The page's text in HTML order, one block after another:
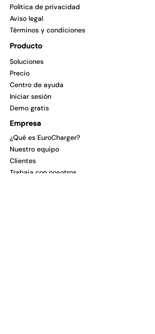
Política de privacidad
Aviso legal
Términos y condiciones
Producto
Soluciones
Precio
Centro de ayuda
Iniciar sesión
Demo gratis
Empresa
¿Qué es EuroCharger?
Nuestro equipo
Clientes
Trabaja con nosotros